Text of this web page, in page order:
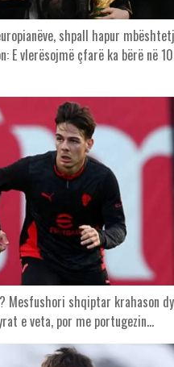
shpall hapur
E vlerësojmë çfarë ka bërë në
Mesfushori shqiptar krahason
e veta, por me portugezin…